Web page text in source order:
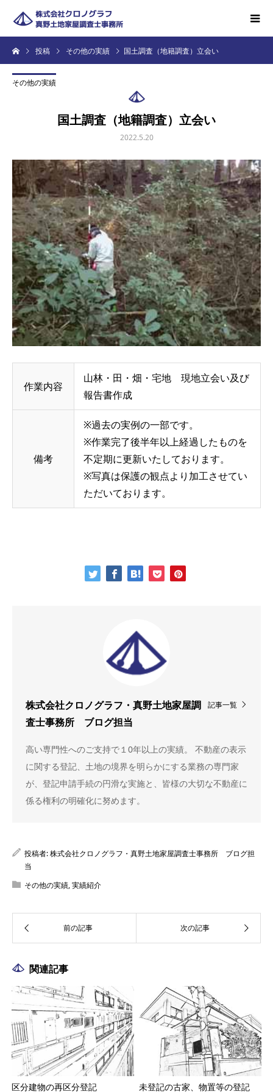
投稿 その他の実績 国土調査（地籍調査）立会い
その他の実績
国土調査（地籍調査）立会い
2022.5.20
作業内容
山林・田・畑・宅地 現地立会い及び
報告書作成
備考
※過去の実例の一部です。
※作業完了後半年以上経過したものを
不定期に更新いたしております。
※写真は保護の観点より加工させてい
ただいております。
記事一覧
株式会社クロノグラフ・真野土地家屋調
査士事務所 ブログ担当
高い専門性へのご支持で１0年以上の実績。 不動産の表示
に関する登記、土地の境界を明らかにする業務の専門家
が、登記申請手続の円滑な実施と、皆様の大切な不動産に
係る権利の明確化に努めます。
投稿者:株式会社クロノグラフ・真野土地家屋調査士事務所 ブログ担
当
その他の実績,実績紹介
関連記事
区分建物の再区分登記 未登記の古家、物置等の登記